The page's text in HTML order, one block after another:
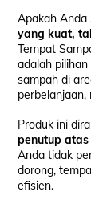
Apakah
yang kuat,
Tempat
adalah
sampah di
Produk ini
penutup
Anda tidak
dorong,
efisien.